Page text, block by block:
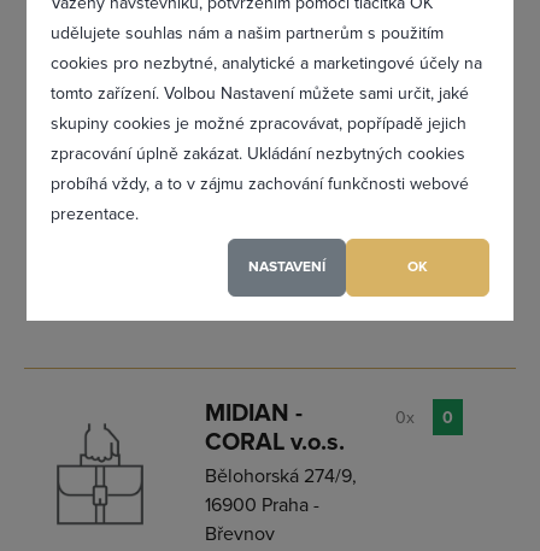
udělujete souhlas nám a našim partnerům s použitím
cookies pro nezbytné, analytické a marketingové účely na
tomto zařízení. Volbou Nastavení můžete sami určit, jaké
skupiny cookies je možné zpracovávat, popřípadě jejich
zpracování úplně zakázat. Ukládání nezbytných cookies
probíhá vždy, a to v zájmu zachování funkčnosti webové
prezentace.
NASTAVENÍ OK
Naše firma se již od roku 2007 zabývá
praním, mandlováním, ručním žehlením
veškerého prádla, čištěním koberců a
jiných textilií, úklidovými pracemi ve
všech druzích interiérů a sběrem oděvů
k chemickému čištění. Svozy a rozvozy
dohodnutých, pravidelných svozech.
MIDIAN -
CORAL v.o.s.
Bělohorská 274/9,
16900 Praha -
Břevnov
0x 0
Zapomněl(a) jsem heslo
Registrovat se
Maximální zviditelnění ve výpisu firem
Profesionální přístup k Vám i Vaší firmě
Vždy aktuální prezentace Vaší firmy
PŘIDAT FIRMU